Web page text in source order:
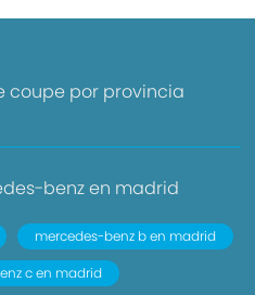
coupe por provincia
benz en madrid
mercedes-benz b en madrid
c en madrid